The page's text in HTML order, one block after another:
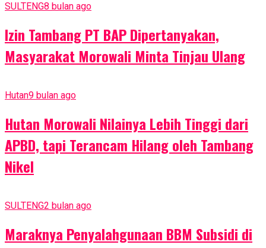
SULTENG8 bulan ago
Izin Tambang PT BAP Dipertanyakan,
Masyarakat Morowali Minta Tinjau Ulang
Hutan9 bulan ago
Hutan Morowali Nilainya Lebih Tinggi dari
APBD, tapi Terancam Hilang oleh Tambang
Nikel
SULTENG2 bulan ago
Maraknya Penyalahgunaan BBM Subsidi di